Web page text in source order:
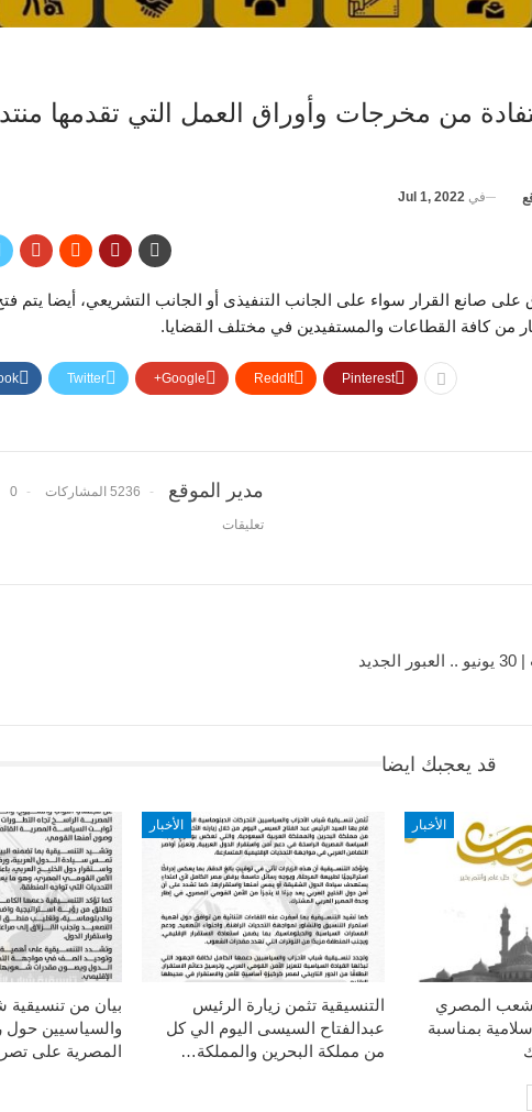
من مخرجات وأوراق العمل التي تقدمها
في Jul 1, 2022
صانع القرار سواء على الجانب التنفيذى أو الجانب التشريعي، أيضا يتم
من كافة القطاعات والمستفيدين في مختلف القضايا.
Twitter Google+ ReddIt Pinterest
مدير الموقع 5236 المشاركات 0
تعليقات
قد يعجبك ايضا
بيان من تنسيقية
والسياسيين حول
المصرية على
الأخبار
التنسيقية تثمن زيارة الرئيس
عبدالفتاح السيسى اليوم الي كل
من مملكة البحرين والمملكة…
الأخبار
المصري
بمناسبة